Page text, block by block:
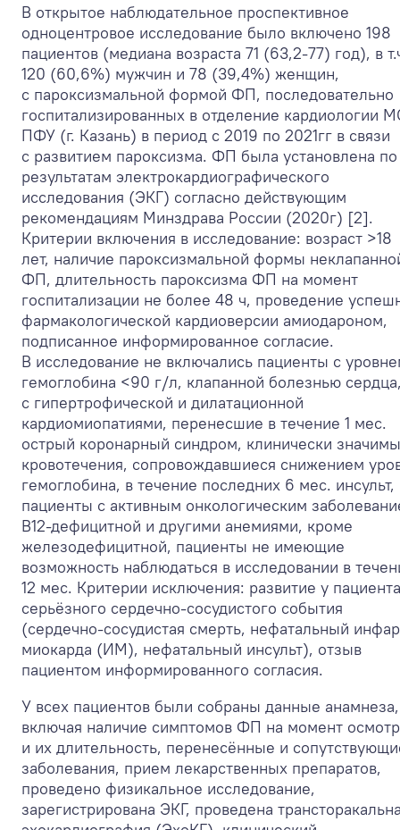
В открытое наблюдательное проспективное
одноцентровое исследование было включено 198
пациентов (медиана возраста 71 (63,2-77) год), в
120 (60,6%) мужчин и 78 (39,4%) женщин,
с пароксизмальной формой ФП, последовательно
госпитализированных в отделение кардиологии
ПФУ (г. Казань) в период с 2019 по 2021гг в связи
с развитием пароксизма. ФП была установлена по
результатам электрокардиографического
исследования (ЭКГ) согласно действующим
рекомендациям Минздрава России (2020г) [2].
Критерии включения в исследование: возраст >18
лет, наличие пароксизмальной формы
ФП, длительность пароксизма ФП на момент
госпитализации не более 48 ч, проведение
фармакологической кардиоверсии амиодароном,
подписанное информированное согласие.
В исследование не включались пациенты с
гемоглобина <90 г/л, клапанной болезнью
с гипертрофической и дилатационной
кардиомиопатиями, перенесшие в течение 1 мес.
острый коронарный синдром, клинически
кровотечения, сопровождавшиеся снижением
гемоглобина, в течение последних 6 мес. инсульт,
пациенты с активным онкологическим
В12-дефицитной и другими анемиями, кроме
железодефицитной, пациенты не имеющие
возможность наблюдаться в исследовании в
12 мес. Критерии исключения: развитие у пациента
серьёзного сердечно-сосудистого события
(сердечно-сосудистая смерть, нефатальный
миокарда (ИМ), нефатальный инсульт), отзыв
пациентом информированного согласия.
У всех пациентов были собраны данные анамнеза,
включая наличие симптомов ФП на момент
и их длительность, перенесённые и
заболевания, прием лекарственных препаратов,
проведено физикальное исследование,
зарегистрирована ЭКГ, проведена